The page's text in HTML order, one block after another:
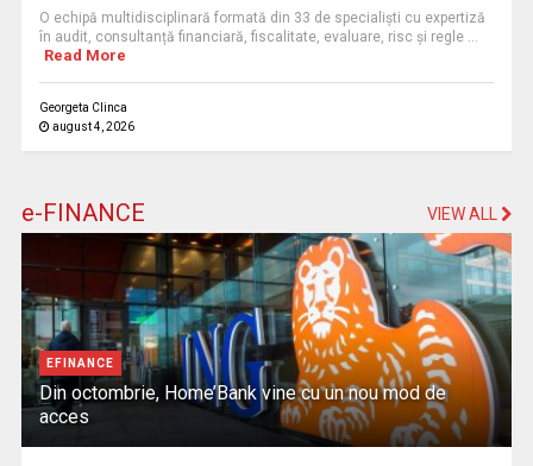
O echipă multidisciplinară formată din 33 de specialiști cu expertiză
în audit, consultanță financiară, fiscalitate, evaluare, risc și regle ...
Read More
Georgeta Clinca
august 4, 2026
e-FINANCE VIEW ALL
EFINANCE
Din octombrie, Home’Bank vine cu un nou mod de
acces